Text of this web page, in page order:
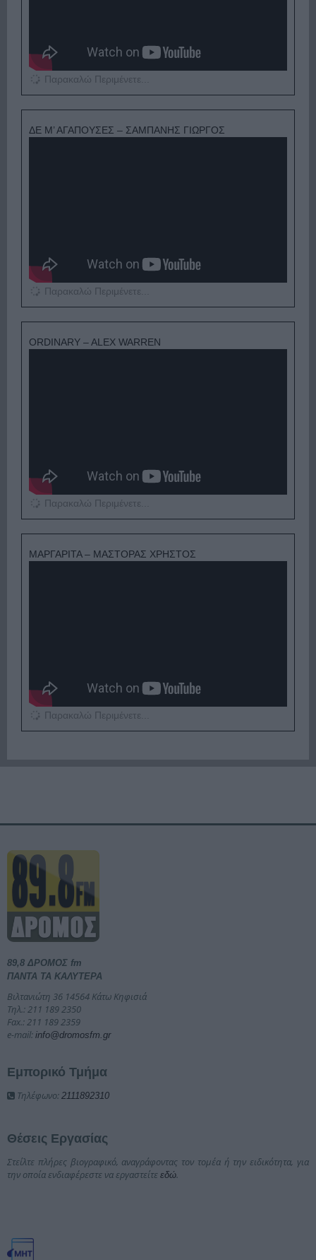
Παρακαλώ Περιμένετε...
ΔΕ Μ’ ΑΓΑΠΟΥΣΕΣ – ΣΑΜΠΑΝΗΣ ΓΙΩΡΓΟΣ
Παρακαλώ Περιμένετε...
ORDINARY – ALEX WARREN
Παρακαλώ Περιμένετε...
ΜΑΡΓΑΡΙΤΑ – ΜΑΣΤΟΡΑΣ ΧΡΗΣΤΟΣ
Παρακαλώ Περιμένετε...
89,8 ΔΡΟΜΟΣ fm
ΠΑΝΤΑ ΤΑ ΚΑΛΥΤΕΡΑ
Βιλτανιώτη 36 14564 Κάτω Κηφισιά
Τηλ.: 211 189 2350
Fax.: 211 189 2359
e-mail: info@dromosfm.gr
Εμπορικό Τμήμα
Τηλέφωνο: 2111892310
Θέσεις Εργασίας
Στείλτε πλήρες βιογραφικό, αναγράφοντας τον τομέα ή την ειδικότητα, για
την οποία ενδιαφέρεστε να εργαστείτε εδώ.